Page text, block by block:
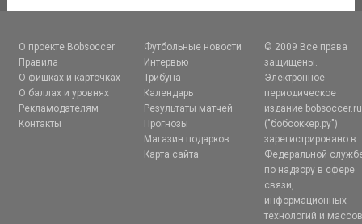
О проекте Bobsoccer
Правила
О фишках и карточках
О баллах и уровнях
Рекламодателям
Контакты
Футбольные новости
Интервью
Трибуна
Календарь
Результаты матчей
Прогнозы
Магазин подарков
Карта сайта
© 2009 Все права
защищены.
Электронное
периодическое
издание bobsoccer.ru
("бобсоккер.ру")
зарегистрировано в
Федеральной
по надзору в сфере
связи,
информационных
технологий и